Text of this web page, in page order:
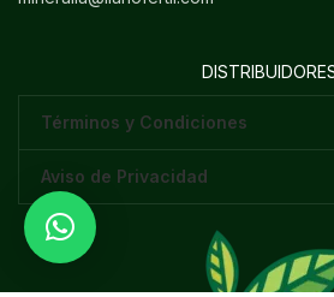
Términos y Condiciones
Aviso de Privacidad